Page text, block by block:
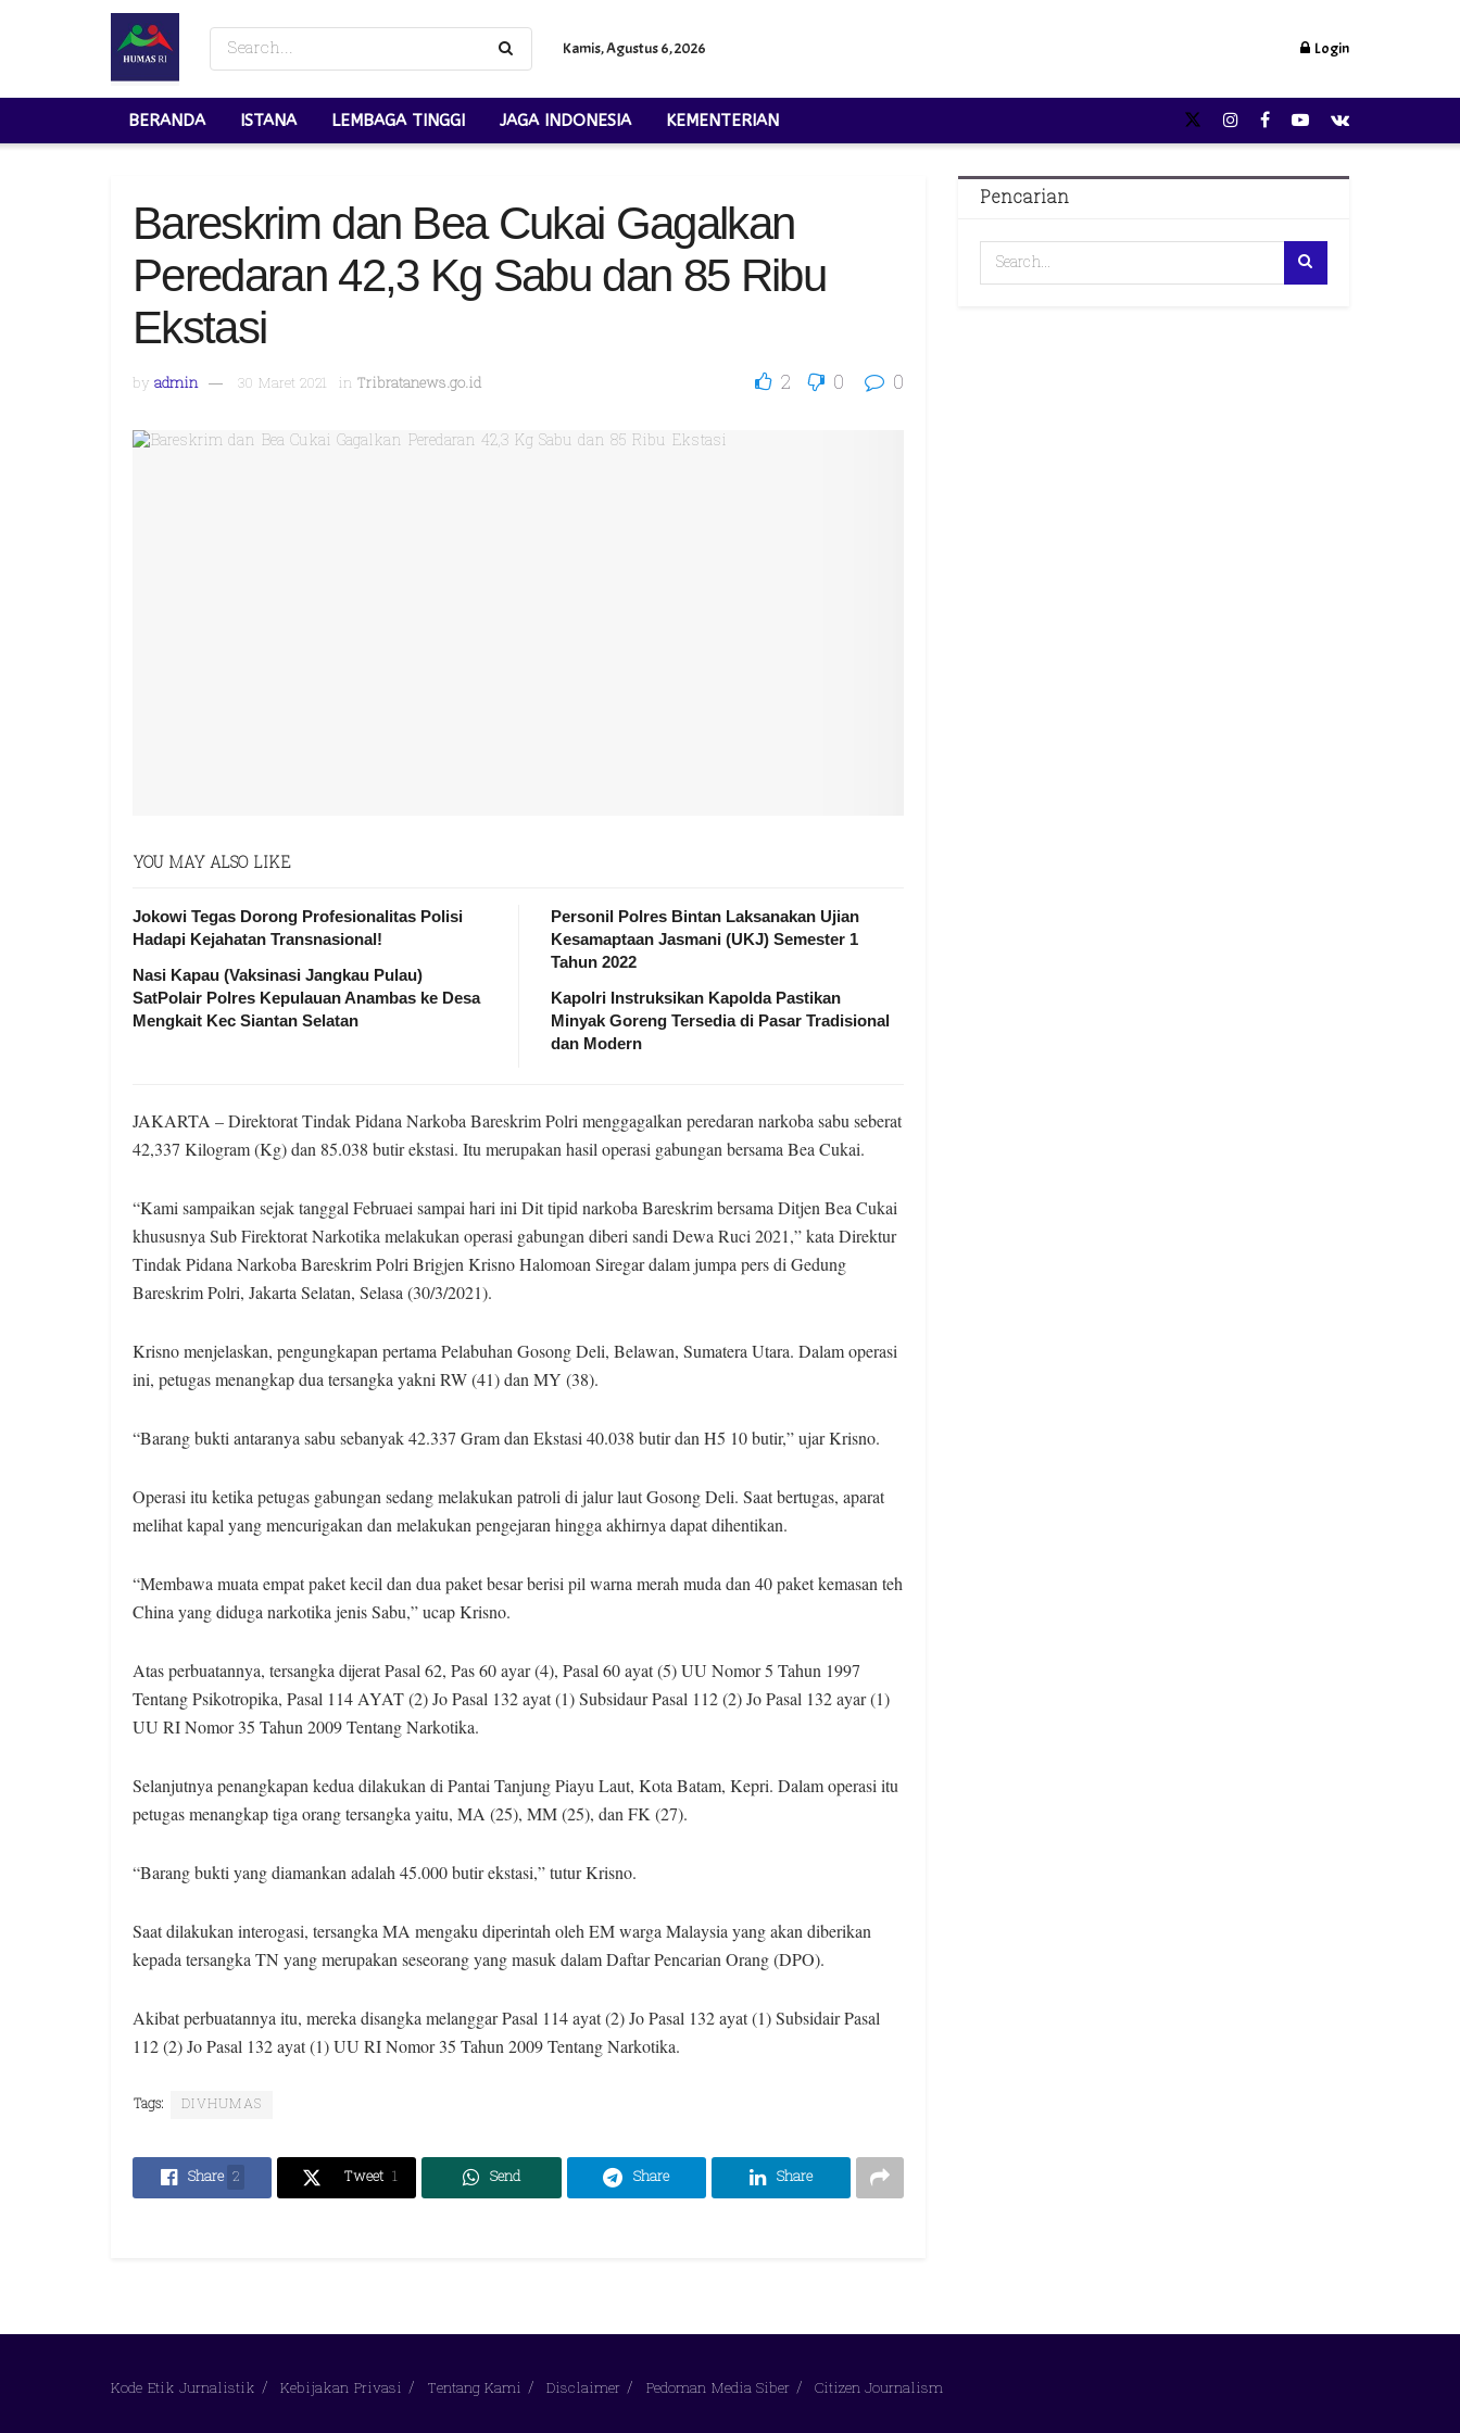
Kamis, Agustus 6, 2026 Login
BERANDA ISTANA LEMBAGA TINGGI JAGA INDONESIA KEMENTERIAN
Bareskrim dan Bea Cukai Gagalkan
Peredaran 42,3 Kg Sabu dan 85 Ribu
Ekstasi
by admin 30 Maret 2021 in Tribratanews.go.id 2 0 0
YOU MAY ALSO LIKE
Jokowi Tegas Dorong Profesionalitas Polisi
Hadapi Kejahatan Transnasional!
Nasi Kapau (Vaksinasi Jangkau Pulau)
SatPolair Polres Kepulauan Anambas ke Desa
Mengkait Kec Siantan Selatan
Personil Polres Bintan Laksanakan Ujian
Kesamaptaan Jasmani (UKJ) Semester 1
Tahun 2022
Kapolri Instruksikan Kapolda Pastikan
Minyak Goreng Tersedia di Pasar Tradisional
dan Modern
JAKARTA – Direktorat Tindak Pidana Narkoba Bareskrim Polri menggagalkan peredaran narkoba sabu seberat
42,337 Kilogram (Kg) dan 85.038 butir ekstasi. Itu merupakan hasil operasi gabungan bersama Bea Cukai.
“Kami sampaikan sejak tanggal Februaei sampai hari ini Dit tipid narkoba Bareskrim bersama Ditjen Bea Cukai
khususnya Sub Firektorat Narkotika melakukan operasi gabungan diberi sandi Dewa Ruci 2021,” kata Direktur
Tindak Pidana Narkoba Bareskrim Polri Brigjen Krisno Halomoan Siregar dalam jumpa pers di Gedung
Bareskrim Polri, Jakarta Selatan, Selasa (30/3/2021).
Krisno menjelaskan, pengungkapan pertama Pelabuhan Gosong Deli, Belawan, Sumatera Utara. Dalam operasi
ini, petugas menangkap dua tersangka yakni RW (41) dan MY (38).
“Barang bukti antaranya sabu sebanyak 42.337 Gram dan Ekstasi 40.038 butir dan H5 10 butir,” ujar Krisno.
Operasi itu ketika petugas gabungan sedang melakukan patroli di jalur laut Gosong Deli. Saat bertugas, aparat
melihat kapal yang mencurigakan dan melakukan pengejaran hingga akhirnya dapat dihentikan.
“Membawa muata empat paket kecil dan dua paket besar berisi pil warna merah muda dan 40 paket kemasan teh
China yang diduga narkotika jenis Sabu,” ucap Krisno.
Atas perbuatannya, tersangka dijerat Pasal 62, Pas 60 ayar (4), Pasal 60 ayat (5) UU Nomor 5 Tahun 1997
Tentang Psikotropika, Pasal 114 AYAT (2) Jo Pasal 132 ayat (1) Subsidaur Pasal 112 (2) Jo Pasal 132 ayar (1)
UU RI Nomor 35 Tahun 2009 Tentang Narkotika.
Selanjutnya penangkapan kedua dilakukan di Pantai Tanjung Piayu Laut, Kota Batam, Kepri. Dalam operasi itu
petugas menangkap tiga orang tersangka yaitu, MA (25), MM (25), dan FK (27).
“Barang bukti yang diamankan adalah 45.000 butir ekstasi,” tutur Krisno.
Saat dilakukan interogasi, tersangka MA mengaku diperintah oleh EM warga Malaysia yang akan diberikan
kepada tersangka TN yang merupakan seseorang yang masuk dalam Daftar Pencarian Orang (DPO).
Akibat perbuatannya itu, mereka disangka melanggar Pasal 114 ayat (2) Jo Pasal 132 ayat (1) Subsidair Pasal
112 (2) Jo Pasal 132 ayat (1) UU RI Nomor 35 Tahun 2009 Tentang Narkotika.
Tags: DIVHUMAS
Share 2 Tweet 1 Send Share Share
Pencarian
Kode Etik Jurnalistik Kebijakan Privasi Tentang Kami Disclaimer Pedoman Media Siber Citizen Journalism